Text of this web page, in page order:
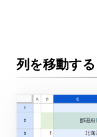
列を移動する